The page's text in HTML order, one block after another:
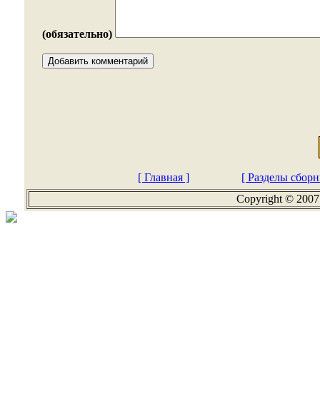
(обязательно)
[ Главная ]
[ Разделы
Copyright ©